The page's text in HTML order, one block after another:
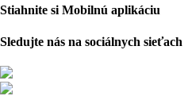
Stiahnite si Mobilnú aplikáciu
Sledujte nás na sociálnych sieťach